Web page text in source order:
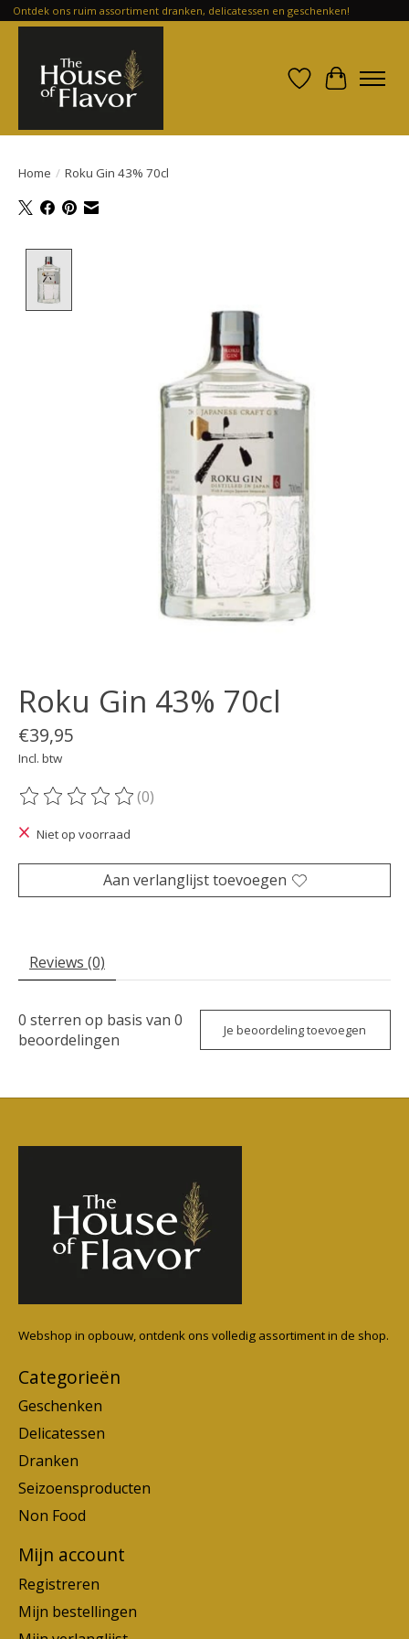
Ontdek ons ruim assortiment dranken, delicatessen en geschenken!
Verlanglijst
Home / Roku Gin 43% 70cl
Roku Gin 43% 70cl
€39,95
Incl. btw
De beoordeling van dit product is
(0)
Niet op voorraad
Aan verlanglijst toevoegen
Reviews (0)
0 sterren op basis van 0
beoordelingen
Je beoordeling toevoegen
Webshop in opbouw, ontdenk ons volledig assortiment in de shop.
Categorieën
Geschenken
Delicatessen
Dranken
Seizoensproducten
Non Food
Mijn account
Registreren
Mijn bestellingen